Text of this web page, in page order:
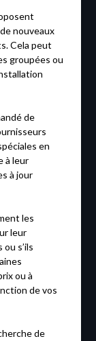
nouveaux
Cela peut
groupées ou
de
en
à leur
à jour
les
leur
s’ils
ou à
de vos
de